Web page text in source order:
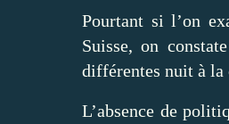
Pourtant si l’on
Suisse, on
différentes nuit à la
L’absence de